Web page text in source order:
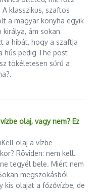
A klasszikus, szaftos
a magyar konyha egyik
királya, ám sokan
a hibát, hogy a szaftja
hús pedig The post
tökéletesen sűrű a
olaj, vagy nem? Ez
olaj a vízbe
Röviden: nem kell.
tegyél bele. Miért nem
megszokásból
kis olajat a főzővízbe, de